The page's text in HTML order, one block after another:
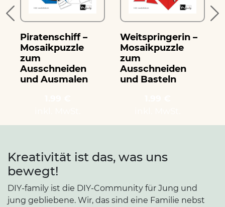
Piratenschiff –
Mosaikpuzzle
zum
Ausschneiden
und Ausmalen
Weitspringerin –
Mosaikpuzzle
zum
Ausschneiden
und Basteln
Kreativität ist das, was uns
bewegt!
DIY-family ist die DIY-Community für Jung und
jung gebliebene. Wir, das sind eine Familie nebst